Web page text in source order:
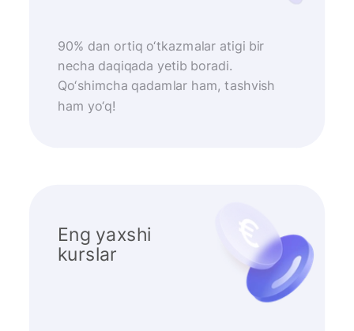
90% dan ortiq o‘tkazmalar atigi bir
necha daqiqada yetib boradi.
Qo‘shimcha qadamlar ham, tashvish
ham yo‘q!
Eng yaxshi
kurslar